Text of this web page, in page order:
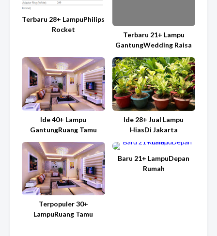
Terbaru 28+ LampuPhilips
Rocket
Terbaru 21+ Lampu
GantungWedding Raisa
Ide 40+ Lampu
GantungRuang Tamu
Ide 28+ Jual Lampu
HiasDi Jakarta
Terpopuler 30+
LampuRuang Tamu
Baru 21+ LampuDepan
Rumah